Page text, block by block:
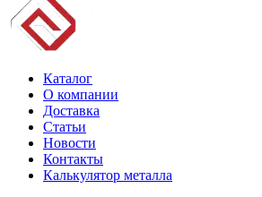
Каталог
О компании
Доставка
Статьи
Новости
Контакты
Калькулятор металла